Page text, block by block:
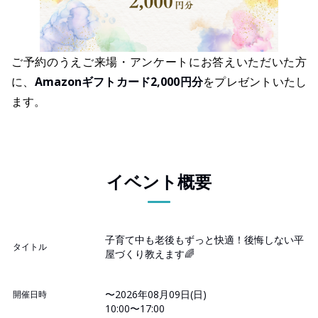
ご予約のうえご来場・アンケートにお答えいただいた方
に、 Amazonギフトカード2,000円分をプレゼントいたし
ます。
イベント概要
タイトル
子育て中も老後もずっと快適！後悔しない平
屋づくり教えます🌈
開催日時
〜2026年08月09日(日)
10:00〜17:00